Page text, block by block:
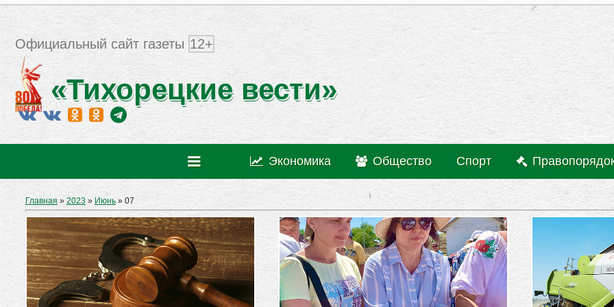
Официальный сайт газеты 12+
«Тихорецкие вести»
Экономика Общество Спорт
Главная »2023 » Июнь » 07